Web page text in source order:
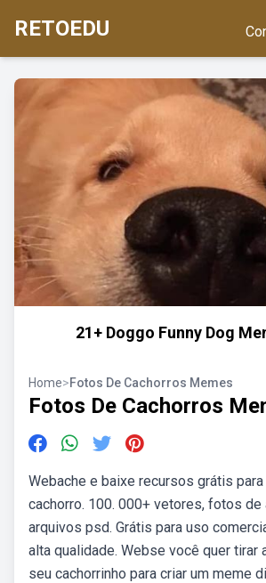
RETOEDU
21+ Doggo Funny Dog
Home>Fotos De Cachorros Memes
Fotos De Cachorros
Webache e baixe recursos grátis
cachorro. 100. 000+ vetores, fotos de
arquivos psd. Grátis para uso
alta qualidade. Webse você quer tirar
seu cachorrinho para criar um meme